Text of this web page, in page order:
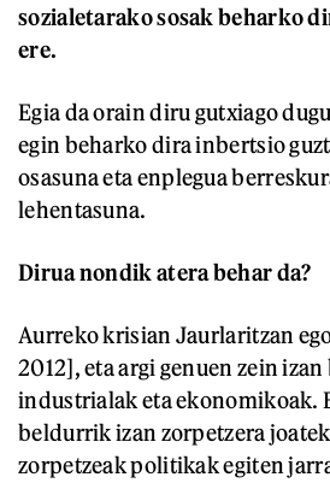
sozialetarako sosak beharko
ere.
Egia da orain diru gutxiago
egin beharko dira inbertsio
osasuna eta enplegua
lehentasuna.
Dirua nondik atera behar da?
Aurreko krisian Jaurlaritzan
2012], eta argi genuen zein
industrialak eta ekonomikoak.
beldurrik izan zorpetzera
zorpetzeak politikak egiten